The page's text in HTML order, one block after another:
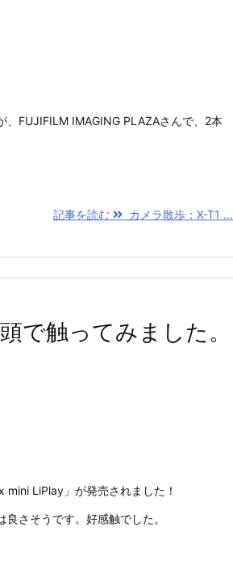
、FUJIFILM IMAGING PLAZAさんで、2本
記事を読む カメラ散歩：X-T1 ...
で触ってみました。
LiPlay」が発売されました！
さそうです。好感触でした。